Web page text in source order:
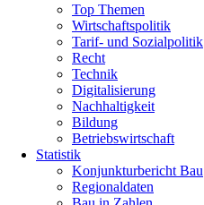
Top Themen
Wirtschaftspolitik
Tarif- und Sozialpolitik
Recht
Technik
Digitalisierung
Nachhaltigkeit
Bildung
Betriebswirtschaft
Statistik
Konjunkturbericht Bau
Regionaldaten